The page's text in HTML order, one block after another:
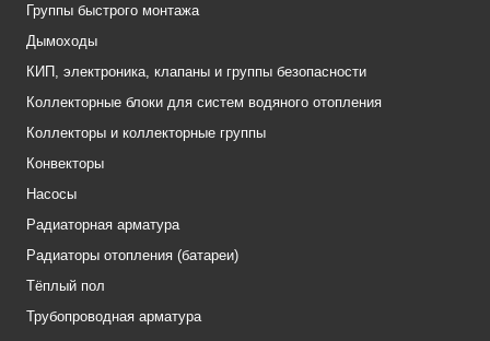
Группы быстрого монтажа
Дымоходы
КИП, электроника, клапаны и группы безопасности
Коллекторные блоки для систем водяного отопления
Коллекторы и коллекторные группы
Конвекторы
Насосы
Радиаторная арматура
Радиаторы отопления (батареи)
Тёплый пол
Трубопроводная арматура